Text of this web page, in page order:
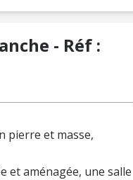
- Réf :
pierre et masse,
et aménagée, une salle